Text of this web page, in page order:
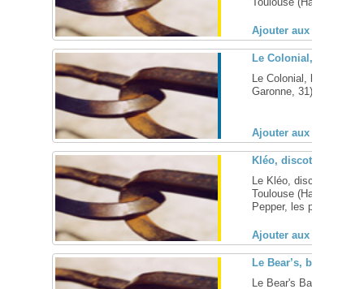
Ajouter aux favoris
Le Colonial, sauna
Le Colonial, le plus
Garonne, 31) ... [
Ajouter aux favoris
Kléo, discothèque
Le Kléo, discothèque
Toulouse (Haute
Pepper, les plus
Ajouter aux favoris
Le Bear’s, bar
Le Bear's Bar, le